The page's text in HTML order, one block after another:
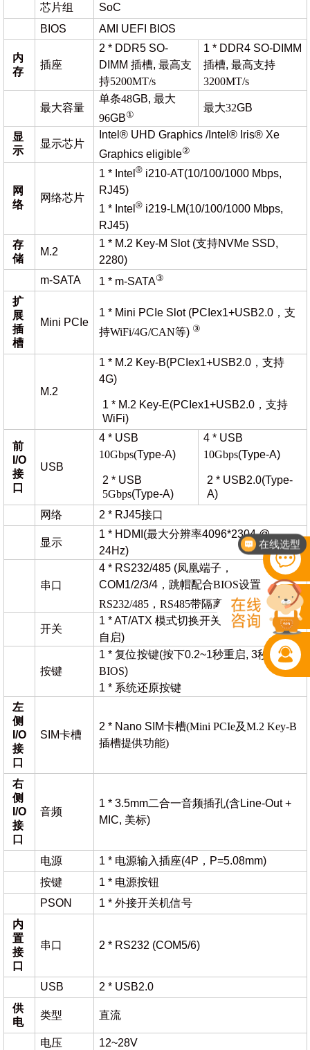
芯片组
SoC
BIOS
AMI UEFI BIOS
内
存
插座
2 * DDR5 SO-
DIMM 插槽, 最高支
持5200MT/s
1 * DDR4 SO-DIMM
插槽, 最高支持
3200MT/s
最大容量
单条48GB, 最大
96GB①
最大32GB
显
示
显示芯片
Intel® UHD Graphics /Intel® Iris® Xe
Graphics eligible②
网
络
网络芯片
1 * Intel ®i210-AT(10/100/1000 Mbps,
RJ45)
1 * Intel ®i219-LM(10/100/1000 Mbps,
RJ45)
存
储
M.2
1 * M.2 Key-M Slot (支持NVMe SSD,
2280)
m-SATA
1 * m-SATA③
扩
展
插
槽
Mini PCIe
1 * Mini PCIe Slot (PCIex1+USB2.0，支
持WiFi/4G/CAN等) ③
M.2
1 * M.2 Key-B(PCIex1+USB2.0，支持
4G)
1 * M.2 Key-E(PCIex1+USB2.0，支持
WiFi)
前
I/O
接
口
USB
4 * USB
10Gbps(Type-A)
2 * USB
5Gbps(Type-A)
4 * USB
10Gbps(Type-A)
2 * USB2.0(Type-
A)
网络
2 * RJ45接口
显示
1 * HDMI(最大分辨率4096*2304 @
24Hz)
串口
4 * RS232/485 (凤凰端子，
COM1/2/3/4，跳帽配合BIOS设置
RS232/485，RS485带隔离
④
开关
1 * AT/ATX 模式切换开关( 开启/关闭来电
自启)
按键
1 * 复位按键(按下0.2~1秒重启, 3秒清空
BIOS)
1 * 系统还原按键
左
侧
I/O
接
口
SIM卡槽
2 * Nano SIM卡槽(Mini PCIe及M.2 Key-B
插槽提供功能)
右
侧
I/O
接
口
音频
1 * 3.5mm二合一音频插孔(含Line-Out +
MIC, 美标)
电源
1 * 电源输入插座(4P，P=5.08mm)
按键
1 * 电源按钮
PSON
1 * 外接开关机信号
内
置
接
口
串口 2 * RS232 (COM5/6)
USB
2 * USB2.0
供
电
类型 直流
电压
12~28V
在线选型
电话：400-702-7002